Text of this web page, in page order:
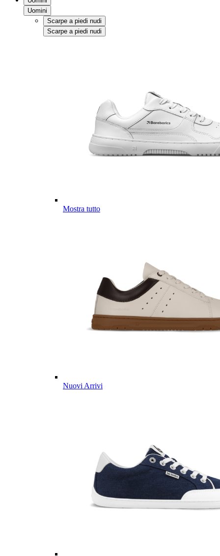
Uomini
Scarpe a piedi nudi
Scarpe a piedi nudi
Mostra tutto
Nuovi Arrivi